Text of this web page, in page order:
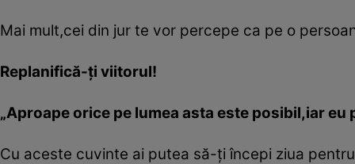
Mai mult,cei din jur te vor percepe ca pe o
Replanifică-ţi viitorul!
„Aproape orice pe lumea asta este posibil,iar
Cu aceste cuvinte ai putea să-ţi începi ziua